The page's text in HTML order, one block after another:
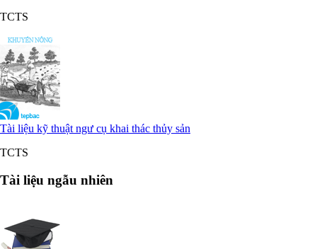
TCTS
Tài liệu kỹ thuật ngư cụ khai thác thủy sản
TCTS
Tài liệu ngẫu nhiên